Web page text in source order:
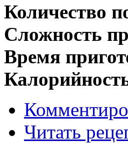
Количество
Сложность
Время
Читать